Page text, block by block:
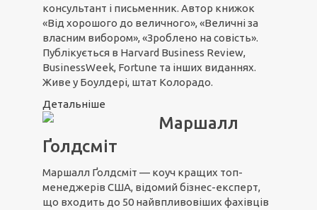
консультант і письменник. Автор книжок
«Від хорошого до величного», «Величні за
власним вибором», «Зроблено на совість».
Публікується в Harvard Business Review,
BusinessWeek, Fortune та інших виданнях.
Живе у Боулдері, штат Колорадо.
Детальніше
Маршалл
Ґолдсміт
Маршалл Ґолдсміт — коуч кращих топ-
менеджерів США, відомий бізнес-експерт,
що входить до 50 найвпливовіших фахівців